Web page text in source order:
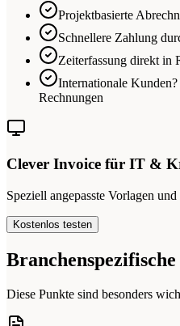
Projektbasierte
Schnellere Zahlung
Zeiterfassung direkt in
Internationale
Rechnungen
Clever Invoice für IT &
Speziell angepasste Vorlagen
Kostenlos testen
Diese Punkte sind besonders